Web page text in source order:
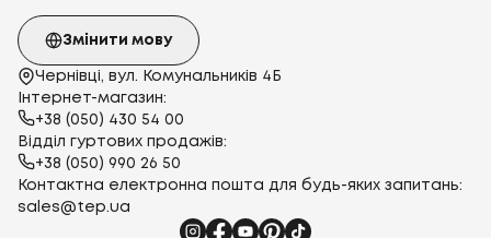
Чернівці, вул. Комунальників 4Б
Інтернет-магазин:
+38 (050) 430 54 00
Відділ гуртових продажів:
+38 (050) 990 26 50
Контактна електронна пошта для будь-яких запитань:
sales@tep.ua
Змінити мову